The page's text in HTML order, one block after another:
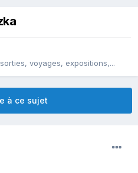
voyages, expositions,...
à ce sujet